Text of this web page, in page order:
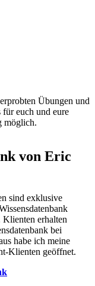
Übungen und
euch und eure
möglich.
von Eric
sind exklusive
erhalten
bei
habe ich meine
Klienten geöffnet.